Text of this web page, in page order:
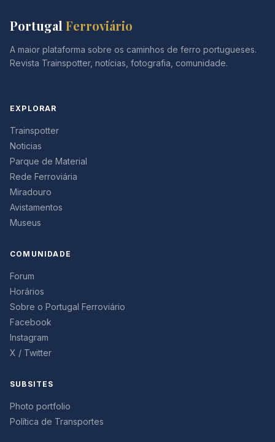
Portugal Ferroviário
A maior plataforma sobre os caminhos de ferro portugueses.
Revista Trainspotter, notícias, fotografia, comunidade.
EXPLORAR
Trainspotter
Noticias
Parque de Material
Rede Ferroviária
Miradouro
Avistamentos
Museus
COMUNIDADE
Forum
Horários
Sobre o Portugal Ferroviário
Facebook
Instagram
X / Twitter
SUBSITES
Photo portfolio
Política de Transportes